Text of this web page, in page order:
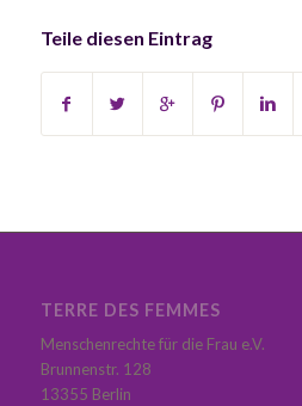
Teile diesen Eintrag
TERRE DES FEMMES
Menschenrechte für die Frau e.V.
Brunnenstr. 128
13355 Berlin